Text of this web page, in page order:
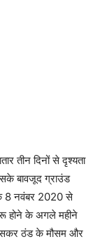
तीन दिनों से दृश्यता
बावजूद ग्राउंड
8 नवंबर 2020 से
होने के अगले महीने
ठंड के मौसम और